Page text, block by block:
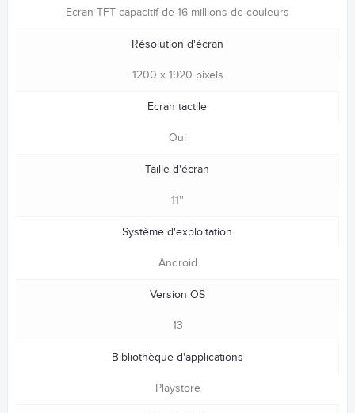
Ecran TFT capacitif de 16 millions de couleurs
Résolution d'écran
1200 x 1920 pixels
Ecran tactile
Oui
Taille d'écran
11''
Système d'exploitation
Android
Version OS
13
Bibliothèque d'applications
Playstore